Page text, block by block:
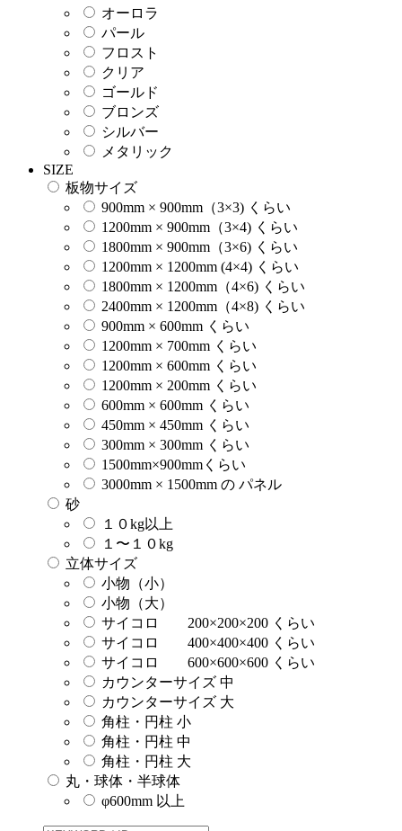
オーロラ
パール
フロスト
クリア
ゴールド
ブロンズ
シルバー
メタリック
SIZE
板物サイズ
900mm × 900mm（3×3) くらい
1200mm × 900mm（3×4) くらい
1800mm × 900mm（3×6) くらい
1200mm × 1200mm (4×4) くらい
1800mm × 1200mm（4×6) くらい
2400mm × 1200mm（4×8) くらい
900mm × 600mm くらい
1200mm × 700mm くらい
1200mm × 600mm くらい
1200mm × 200mm くらい
600mm × 600mm くらい
450mm × 450mm くらい
300mm × 300mm くらい
1500mm×900mmくらい
3000mm × 1500mm の パネル
砂
１０kg以上
１〜１０kg
立体サイズ
小物（小）
小物（大）
サイコロ 200×200×200 くらい
サイコロ 400×400×400 くらい
サイコロ 600×600×600 くらい
カウンターサイズ 中
カウンターサイズ 大
角柱・円柱 小
角柱・円柱 中
角柱・円柱 大
丸・球体・半球体
φ600mm 以上